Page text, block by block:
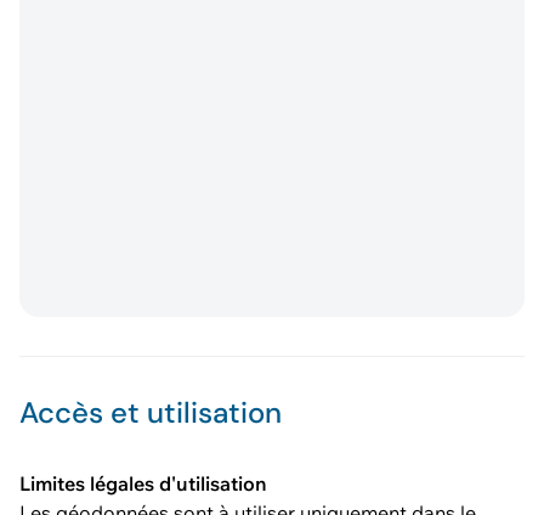
Accès et utilisation
Limites légales d'utilisation